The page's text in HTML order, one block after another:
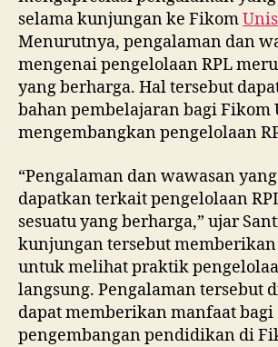
selama kunjungan ke Fikom
Menurutnya, pengalaman dan
mengenai pengelolaan RPL
yang berharga. Hal tersebut
bahan pembelajaran bagi Fikom
mengembangkan pengelolaan
“Pengalaman dan wawasan
dapatkan terkait pengelolaan
sesuatu yang berharga,” ujar
kunjungan tersebut
untuk melihat praktik
langsung. Pengalaman tersebut
dapat memberikan manfaat bagi
pengembangan pendidikan di